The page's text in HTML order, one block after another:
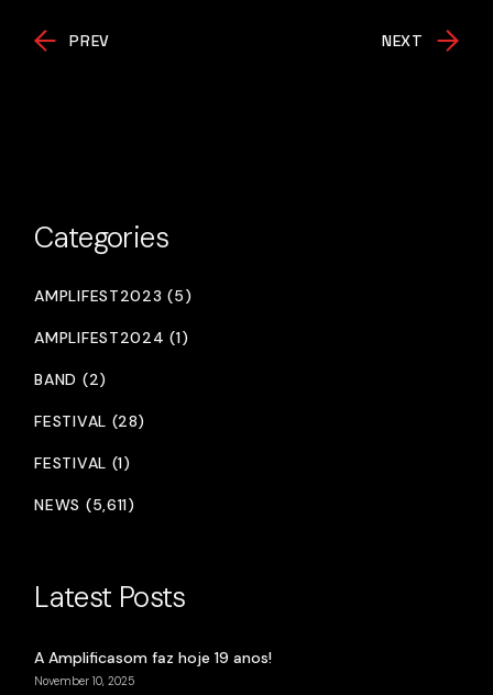
PREV NEXT
Categories
AMPLIFEST2023 (5)
AMPLIFEST2024 (1)
BAND (2)
FESTIVAL (28)
FESTIVAL (1)
NEWS (5,611)
Latest Posts
A Amplificasom faz hoje 19 anos!
November 10, 2025